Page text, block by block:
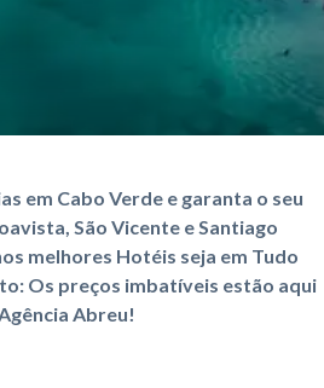
em Cabo Verde e garanta o seu
São Vicente e Santiago
melhores Hotéis seja em Tudo
Os preços imbatíveis estão aqui
Abreu!